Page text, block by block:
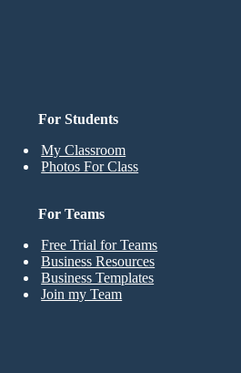
For Students
My Classroom
Photos For Class
For Teams
Free Trial for Teams
Business Resources
Business Templates
Join my Team